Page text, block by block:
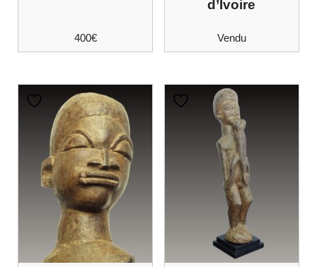
400€
d’Ivoire
Vendu